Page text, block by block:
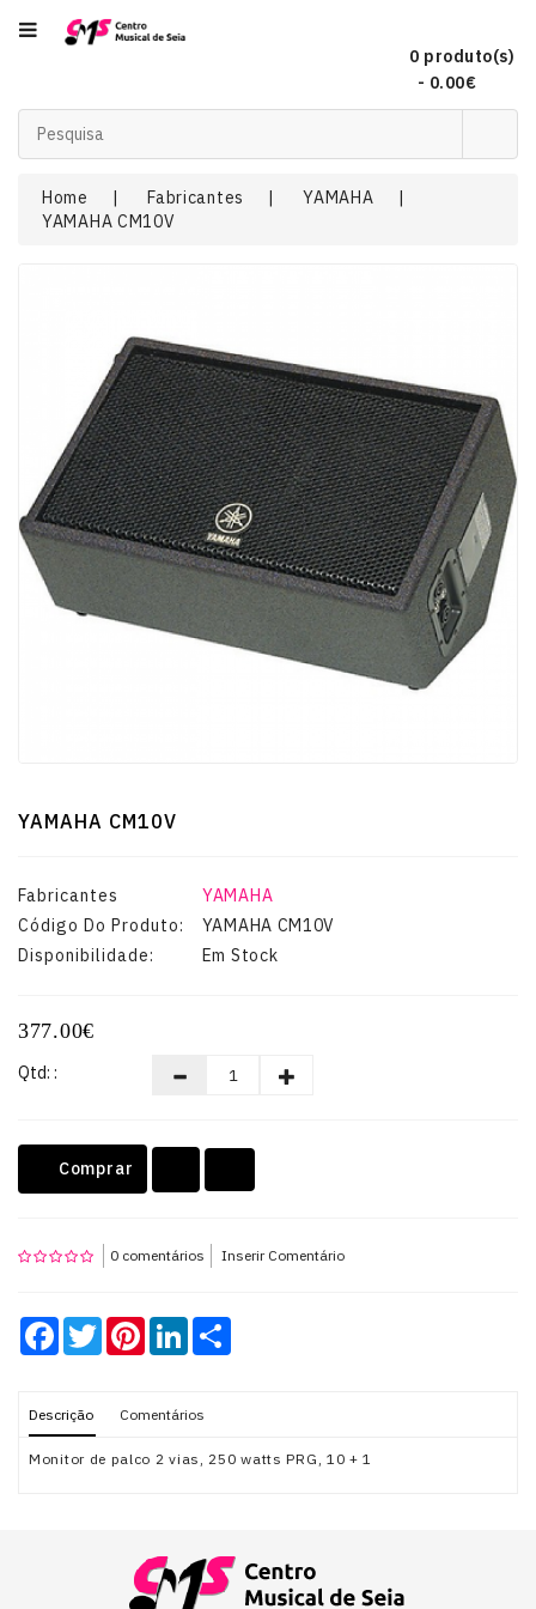
- 0.00€
Categoria
Acordeões
Audio
EFEITOS
DE
LUZ
Guitarras
Sopro
VIDEO-
Teclados
Home Fabricantes
YAMAHA
YAMAHA CM10V
YAMAHA CM10V
Fabricantes
YAMAHA
Código Do Produto:
YAMAHA CM10V
Disponibilidade:
Em Stock
377.00€
Qtd: :
Comprar
0 comentários Inserir Comentário
Facebook
TwitterPinterestLinkedIn
Descrição Comentários
Monitor de palco 2 vias, 250 watts PRG, 10 + 1